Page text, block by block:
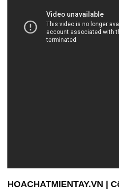
HOACHATMIENTAY.VN |